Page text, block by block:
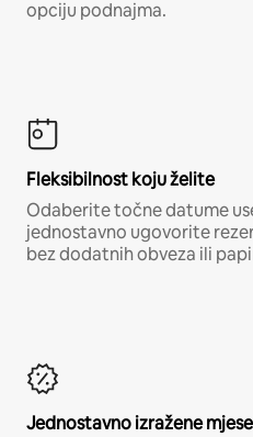
opciju podnajma.
Fleksibilnost koju želite
Odaberite točne datume
jednostavno ugovorite
bez dodatnih obveza ili
Jednostavno izražene